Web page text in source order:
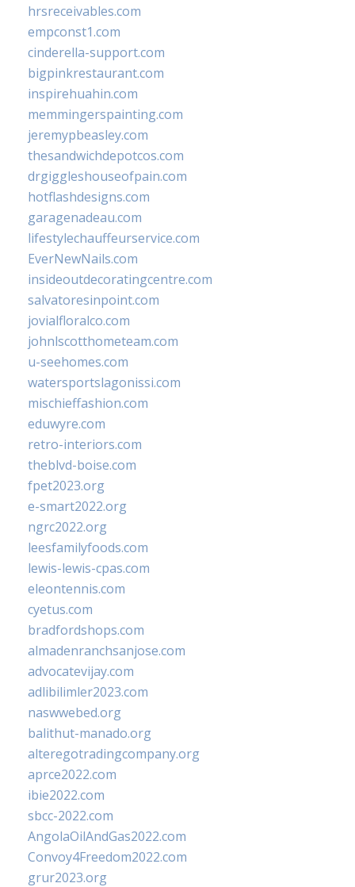
hrsreceivables.com
empconst1.com
cinderella-support.com
bigpinkrestaurant.com
inspirehuahin.com
memmingerspainting.com
jeremypbeasley.com
thesandwichdepotcos.com
drgiggleshouseofpain.com
hotflashdesigns.com
garagenadeau.com
lifestylechauffeurservice.com
EverNewNails.com
insideoutdecoratingcentre.com
salvatoresinpoint.com
jovialfloralco.com
johnlscotthometeam.com
u-seehomes.com
watersportslagonissi.com
mischieffashion.com
eduwyre.com
retro-interiors.com
theblvd-boise.com
fpet2023.org
e-smart2022.org
ngrc2022.org
leesfamilyfoods.com
lewis-lewis-cpas.com
eleontennis.com
cyetus.com
bradfordshops.com
almadenranchsanjose.com
advocatevijay.com
adlibilimler2023.com
naswwebed.org
balithut-manado.org
alteregotradingcompany.org
aprce2022.com
ibie2022.com
sbcc-2022.com
AngolaOilAndGas2022.com
Convoy4Freedom2022.com
grur2023.org